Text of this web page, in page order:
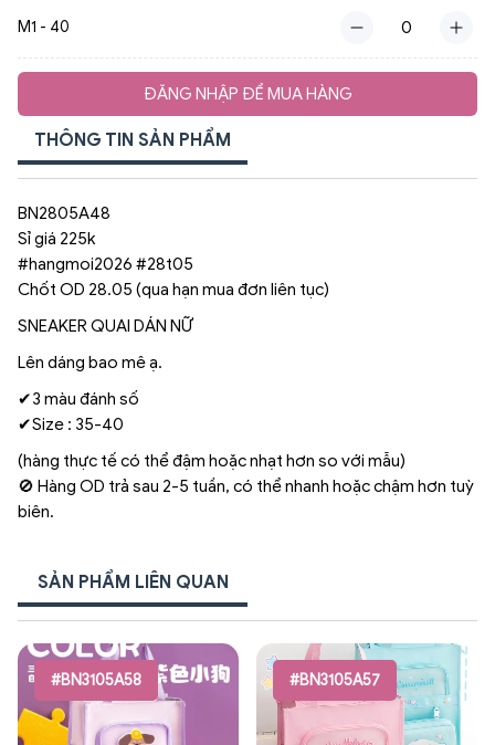
M1 - 40
ĐĂNG NHẬP ĐỂ MUA HÀNG
THÔNG TIN SẢN PHẨM
BN2805A48
Sỉ giá 225k
#hangmoi2026 #28t05
Chốt OD 28.05 (qua hạn mua đơn liên tục)
SNEAKER QUAI DÁN NỮ
Lên dáng bao mê ạ.
✔3 màu đánh số
✔Size : 35-40
(hàng thực tế có thể đậm hoặc nhạt hơn so với mẫu)
🚫 Hàng OD trả sau 2-5 tuần, có thể nhanh hoặc chậm hơn tuỳ
biên.
SẢN PHẨM LIÊN QUAN
#BN3105A58 #BN3105A57